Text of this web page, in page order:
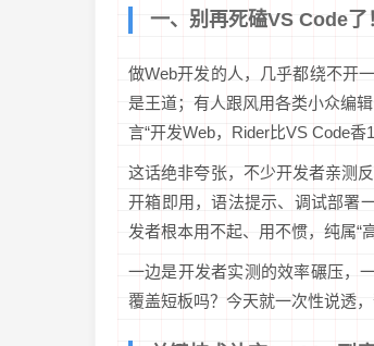
一、别再死磕VS Code
做Web开发的人，几乎都绕不开
是王道；有人跟风用各类小众编
言“开发Web，Rider比VS Code香
这话绝非夸张，不少开发者亲测
开箱即用，语法提示、调试部署
发者根本用不起、用不惯，纯属“
一边是开发者实测的效率碾压，
覆盖短板吗？今天就一次性说透